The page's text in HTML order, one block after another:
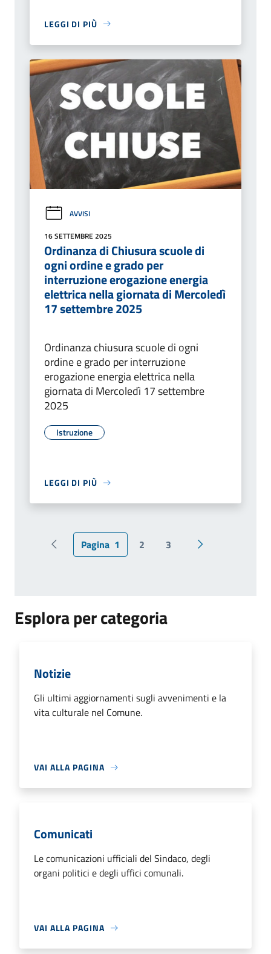
LEGGI DI PIÙ
AVVISI
16 SETTEMBRE 2025
Ordinanza di Chiusura scuole di
ogni ordine e grado per
interruzione erogazione energia
elettrica nella giornata di Mercoledì
17 settembre 2025
Ordinanza chiusura scuole di ogni
ordine e grado per interruzione
erogazione energia elettrica nella
giornata di Mercoledì 17 settembre
2025
Istruzione
LEGGI DI PIÙ
Pagina precedente
Pagina 1 2 3 Pagina
Esplora per categoria
Notizie
Gli ultimi aggiornamenti sugli avvenimenti e la
vita culturale nel Comune.
VAI ALLA PAGINA
Comunicati
Le comunicazioni ufficiali del Sindaco, degli
organi politici e degli uffici comunali.
VAI ALLA PAGINA